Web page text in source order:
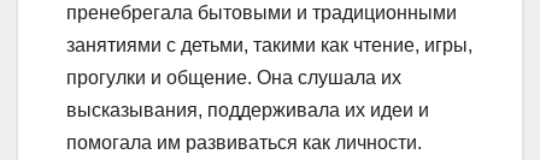
пренебрегала бытовыми и традиционными
занятиями с детьми, такими как чтение, игры,
прогулки и общение. Она слушала их
высказывания, поддерживала их идеи и
помогала им развиваться как личности.